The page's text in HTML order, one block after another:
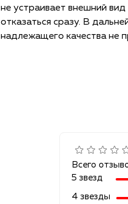
не устраивает внешний
отказаться сразу. В
надлежащего качества не
Всего
5 звезд
4 звезды